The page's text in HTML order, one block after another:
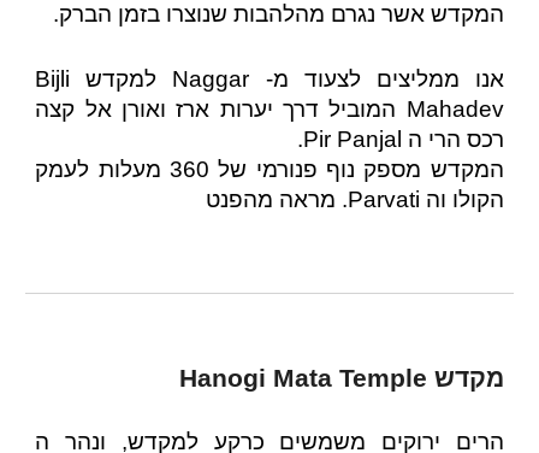
המקדש אשר נגרם מהלהבות שנוצרו בזמן הברק.
אנו ממליצים לצעוד מ- Naggar למקדש Bijli
Mahadev המוביל דרך יערות ארז ואורן אל קצה
רכס הרי ה Pir Panjal.
המקדש מספק נוף פנורמי של 360 מעלות לעמק
הקולו וה Parvati. מראה מהפנט
מקדש Hanogi Mata Temple
הרים ירוקים משמשים כרקע למקדש, ונהר ה